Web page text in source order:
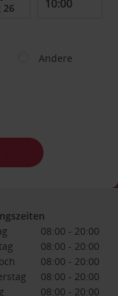
Andere
08:00 - 20:00
08:00 - 20:00
08:00 - 20:00
08:00 - 20:00
08:00 - 20:00